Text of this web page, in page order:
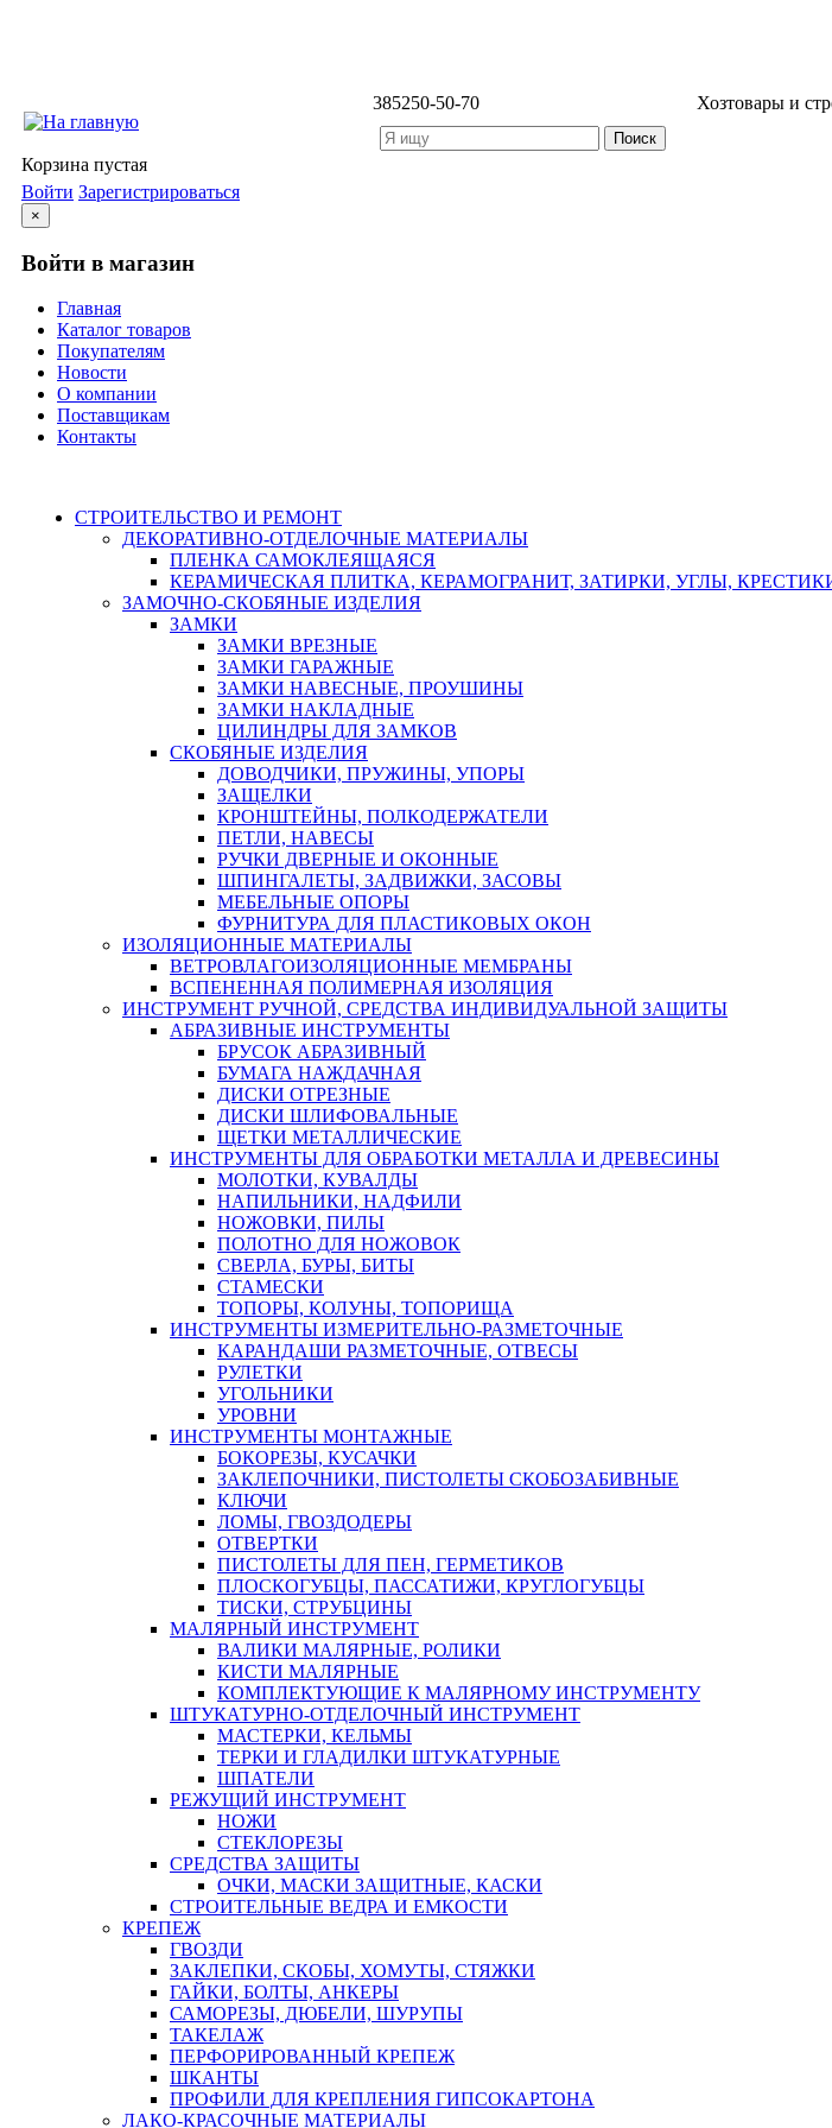
385250-50-70 Хозтовары и
Корзина пустая
Войти Зарегистрироваться
×
Войти в магазин
Главная
Каталог товаров
Покупателям
Новости
О компании
Поставщикам
Контакты
СТРОИТЕЛЬСТВО И РЕМОНТ
ДЕКОРАТИВНО-ОТДЕЛОЧНЫЕ МАТЕРИАЛЫ
ПЛЕНКА САМОКЛЕЯЩАЯСЯ
КЕРАМИЧЕСКАЯ ПЛИТКА, КЕРАМОГРАНИТ, ЗАТИРКИ, УГЛЫ,
ЗАМОЧНО-СКОБЯНЫЕ ИЗДЕЛИЯ
ЗАМКИ
ЗАМКИ ВРЕЗНЫЕ
ЗАМКИ ГАРАЖНЫЕ
ЗАМКИ НАВЕСНЫЕ, ПРОУШИНЫ
ЗАМКИ НАКЛАДНЫЕ
ЦИЛИНДРЫ ДЛЯ ЗАМКОВ
СКОБЯНЫЕ ИЗДЕЛИЯ
ДОВОДЧИКИ, ПРУЖИНЫ, УПОРЫ
ЗАЩЕЛКИ
КРОНШТЕЙНЫ, ПОЛКОДЕРЖАТЕЛИ
ПЕТЛИ, НАВЕСЫ
РУЧКИ ДВЕРНЫЕ И ОКОННЫЕ
ШПИНГАЛЕТЫ, ЗАДВИЖКИ, ЗАСОВЫ
МЕБЕЛЬНЫЕ ОПОРЫ
ФУРНИТУРА ДЛЯ ПЛАСТИКОВЫХ ОКОН
ИЗОЛЯЦИОННЫЕ МАТЕРИАЛЫ
ВЕТРОВЛАГОИЗОЛЯЦИОННЫЕ МЕМБРАНЫ
ВСПЕНЕННАЯ ПОЛИМЕРНАЯ ИЗОЛЯЦИЯ
ИНСТРУМЕНТ РУЧНОЙ, СРЕДСТВА ИНДИВИДУАЛЬНОЙ ЗАЩИТЫ
АБРАЗИВНЫЕ ИНСТРУМЕНТЫ
БРУСОК АБРАЗИВНЫЙ
БУМАГА НАЖДАЧНАЯ
ДИСКИ ОТРЕЗНЫЕ
ДИСКИ ШЛИФОВАЛЬНЫЕ
ЩЕТКИ МЕТАЛЛИЧЕСКИЕ
ИНСТРУМЕНТЫ ДЛЯ ОБРАБОТКИ МЕТАЛЛА И ДРЕВЕСИНЫ
МОЛОТКИ, КУВАЛДЫ
НАПИЛЬНИКИ, НАДФИЛИ
НОЖОВКИ, ПИЛЫ
ПОЛОТНО ДЛЯ НОЖОВОК
СВЕРЛА, БУРЫ, БИТЫ
СТАМЕСКИ
ТОПОРЫ, КОЛУНЫ, ТОПОРИЩА
ИНСТРУМЕНТЫ ИЗМЕРИТЕЛЬНО-РАЗМЕТОЧНЫЕ
КАРАНДАШИ РАЗМЕТОЧНЫЕ, ОТВЕСЫ
РУЛЕТКИ
УГОЛЬНИКИ
УРОВНИ
ИНСТРУМЕНТЫ МОНТАЖНЫЕ
БОКОРЕЗЫ, КУСАЧКИ
ЗАКЛЕПОЧНИКИ, ПИСТОЛЕТЫ СКОБОЗАБИВНЫЕ
КЛЮЧИ
ЛОМЫ, ГВОЗДОДЕРЫ
ОТВЕРТКИ
ПИСТОЛЕТЫ ДЛЯ ПЕН, ГЕРМЕТИКОВ
ПЛОСКОГУБЦЫ, ПАССАТИЖИ, КРУГЛОГУБЦЫ
ТИСКИ, СТРУБЦИНЫ
МАЛЯРНЫЙ ИНСТРУМЕНТ
ВАЛИКИ МАЛЯРНЫЕ, РОЛИКИ
КИСТИ МАЛЯРНЫЕ
КОМПЛЕКТУЮЩИЕ К МАЛЯРНОМУ ИНСТРУМЕНТУ
ШТУКАТУРНО-ОТДЕЛОЧНЫЙ ИНСТРУМЕНТ
МАСТЕРКИ, КЕЛЬМЫ
ТЕРКИ И ГЛАДИЛКИ ШТУКАТУРНЫЕ
ШПАТЕЛИ
РЕЖУЩИЙ ИНСТРУМЕНТ
НОЖИ
СТЕКЛОРЕЗЫ
СРЕДСТВА ЗАЩИТЫ
ОЧКИ, МАСКИ ЗАЩИТНЫЕ, КАСКИ
СТРОИТЕЛЬНЫЕ ВЕДРА И ЕМКОСТИ
КРЕПЕЖ
ГВОЗДИ
ЗАКЛЕПКИ, СКОБЫ, ХОМУТЫ, СТЯЖКИ
ГАЙКИ, БОЛТЫ, АНКЕРЫ
САМОРЕЗЫ, ДЮБЕЛИ, ШУРУПЫ
ТАКЕЛАЖ
ПЕРФОРИРОВАННЫЙ КРЕПЕЖ
ШКАНТЫ
ПРОФИЛИ ДЛЯ КРЕПЛЕНИЯ ГИПСОКАРТОНА
ЛАКО-КРАСОЧНЫЕ МАТЕРИАЛЫ